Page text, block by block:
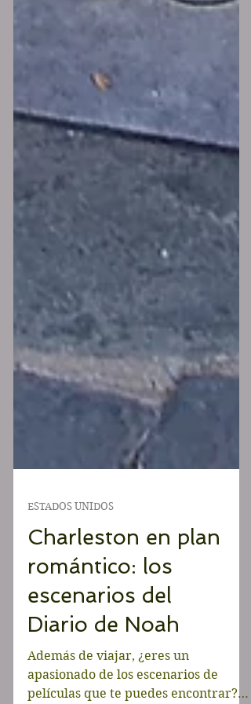
ESTADOS UNIDOS
Charleston en plan
romántico: los
escenarios del
Diario de Noah
Además de viajar, ¿eres un